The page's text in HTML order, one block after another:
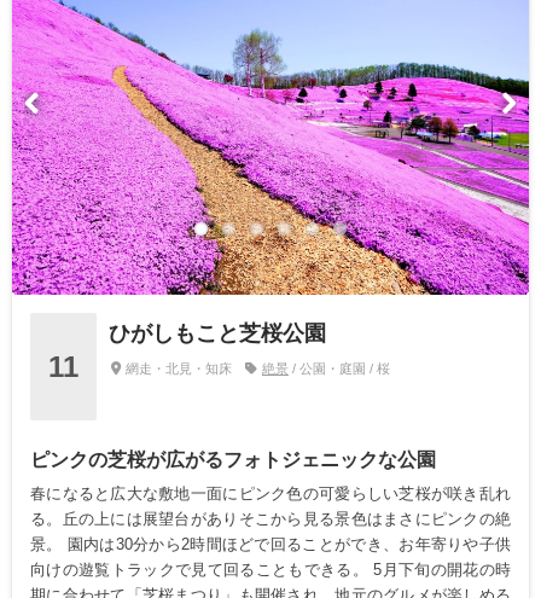
11
ひがしもこと芝桜公園
網走・北見・知床 絶景/ 公園・庭園 / 桜
ピンクの芝桜が広がるフォトジェニックな公園
春になると広大な敷地一面にピンク色の可愛らしい芝桜が咲き乱れ
る。丘の上には展望台がありそこから見る景色はまさにピンクの絶
景。 園内は30分から2時間ほどで回ることができ、お年寄りや子供
向けの遊覧トラックで見て回ることもできる。 5月下旬の開花の時